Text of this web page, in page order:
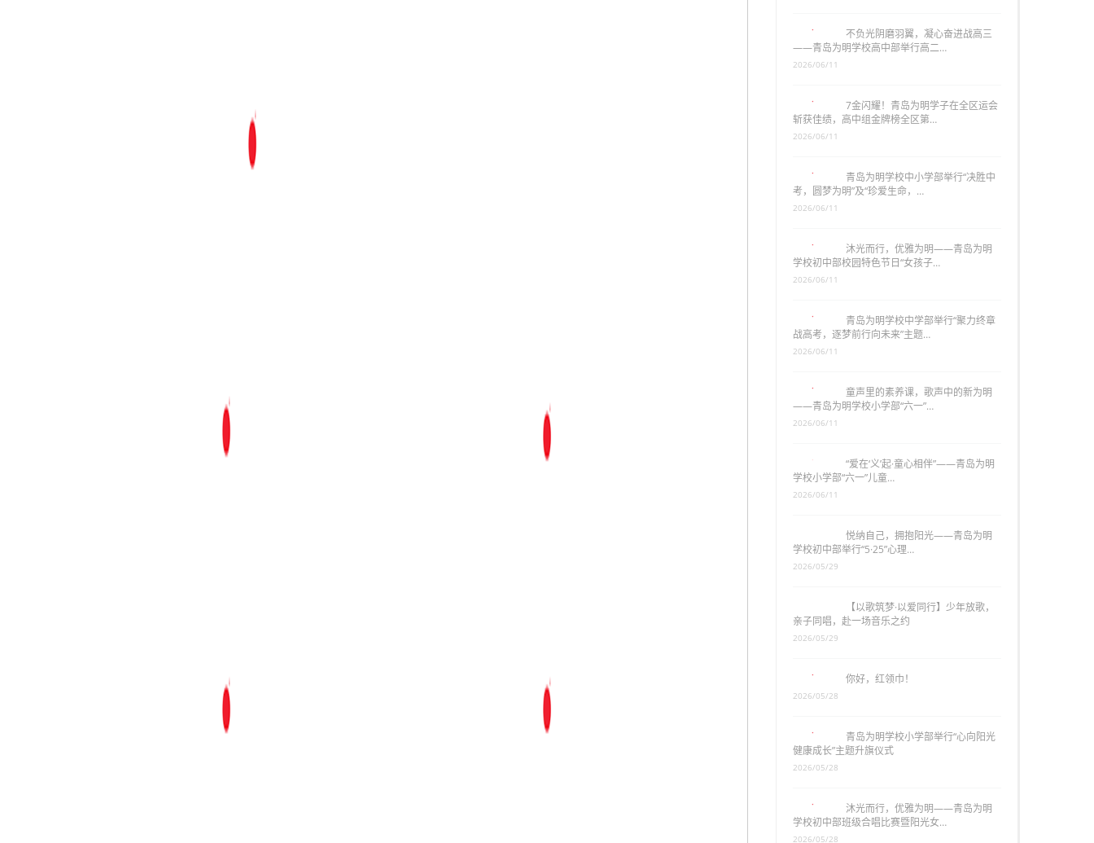
不负光阴磨羽翼，凝心奋进战高三
——青岛为明学校高中部举行高二…
2026/06/11
7金闪耀！青岛为明学子在全区运会
斩获佳绩，高中组金牌榜全区第…
2026/06/11
青岛为明学校中小学部举行“决胜中
考，圆梦为明”及“珍爱生命，…
2026/06/11
沐光而行，优雅为明——青岛为明
学校初中部校园特色节日“女孩子…
2026/06/11
青岛为明学校中学部举行“聚力终章
战高考，逐梦前行向未来”主题…
2026/06/11
童声里的素养课，歌声中的新为明
——青岛为明学校小学部“六一”…
2026/06/11
“爱在‘义’起·童心相伴”——青岛为明
学校小学部“六一”儿童…
2026/06/11
悦纳自己，拥抱阳光——青岛为明
学校初中部举行“5·25”心理…
2026/05/29
【以歌筑梦·以爱同行】少年放歌，
亲子同唱，赴一场音乐之约
2026/05/29
你好，红领巾！
2026/05/28
青岛为明学校小学部举行“心向阳光
健康成长”主题升旗仪式
2026/05/28
沐光而行，优雅为明——青岛为明
学校初中部班级合唱比赛暨阳光女…
2026/05/28